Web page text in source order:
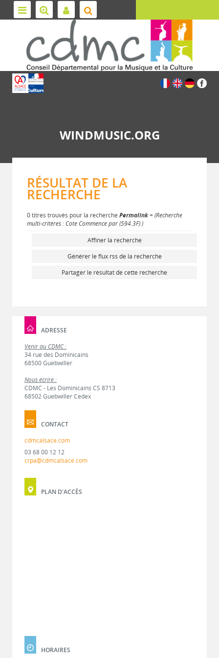
WINDMUSIC.ORG
RÉSULTAT DE LA
RECHERCHE
0 titres trouvés pour la recherche Permalink= (Recherche
multi-critères : Cote Commence par (594.3F) )
Affiner la recherche
Générer le flux rss de la recherche
Partager le résultat de cette recherche
ADRESSE
Venir au CDMC :
34 rue des Dominicains
68500 Guebwiller
Nous écrire :
CDMC - Les Dominicains CS 8713
68502 Guebwiller Cedex
CONTACT
cdmcalsace.com
03 68 00 12 12
crpa@cdmcalsace.com
PLAN D'ACCÈS
HORAIRES